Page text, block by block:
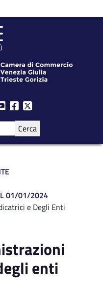
01/01/2024
e Degli Enti
enti